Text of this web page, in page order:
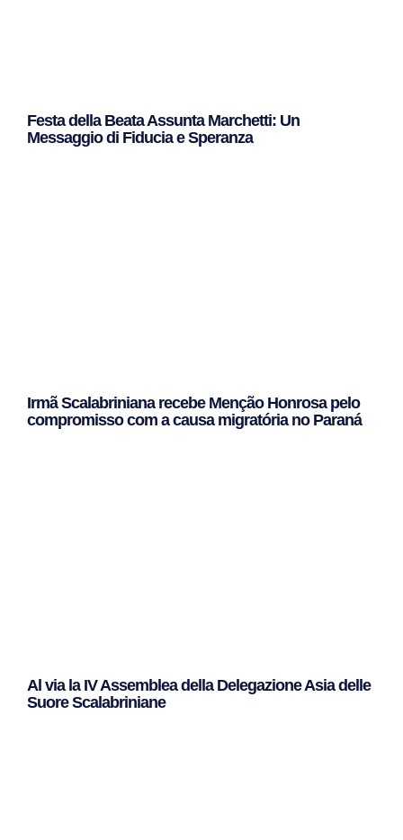
Festa della Beata Assunta Marchetti: Un
Messaggio di Fiducia e Speranza
Irmã Scalabriniana recebe Menção Honrosa pelo
compromisso com a causa migratória no Paraná
Al via la IV Assemblea della Delegazione Asia delle
Suore Scalabriniane